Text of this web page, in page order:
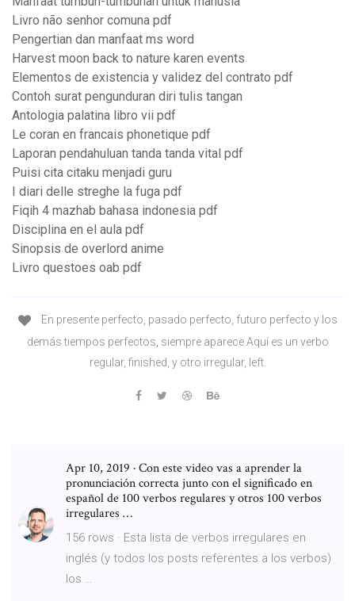
Livro não senhor comuna pdf
Pengertian dan manfaat ms word
Harvest moon back to nature karen events
Elementos de existencia y validez del contrato pdf
Contoh surat pengunduran diri tulis tangan
Antologia palatina libro vii pdf
Le coran en francais phonetique pdf
Laporan pendahuluan tanda tanda vital pdf
Puisi cita citaku menjadi guru
I diari delle streghe la fuga pdf
Fiqih 4 mazhab bahasa indonesia pdf
Disciplina en el aula pdf
Sinopsis de overlord anime
Livro questoes oab pdf
En presente perfecto, pasado perfecto, futuro perfecto y los
demás tiempos perfectos, siempre aparece Aquí es un verbo
regular, finished, y otro irregular, left.
Apr 10, 2019 · Con este video vas a aprender la
pronunciación correcta junto con el significado en
español de 100 verbos regulares y otros 100 verbos
irregulares …
156 rows · Esta lista de verbos irregulares en
inglés (y todos los posts referentes a los verbos)
los …